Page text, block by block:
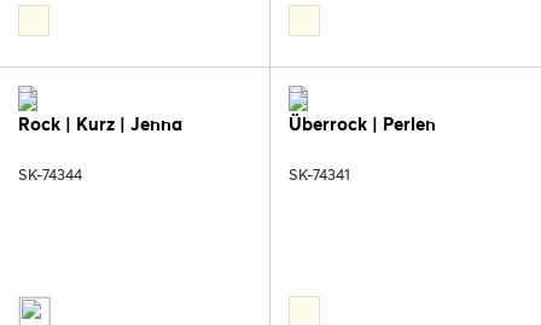
Rock | Kurz | Jenna
SK-74344
Überrock | Perlen
SK-74341